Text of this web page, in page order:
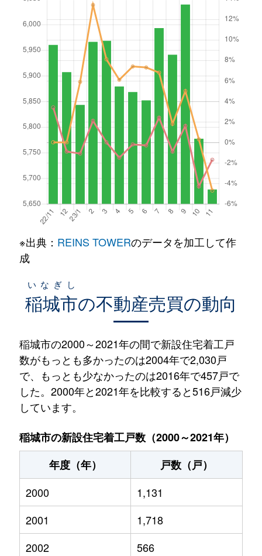
※出典： REINS TOWERのデータを加工して作
成
稲城市
いなぎし
の不動産売買の動向
稲城市の2000～2021年の間で新設住宅着工戸
数がもっとも多かったのは2004年で2,030戸
で、もっとも少なかったのは2016年で457戸で
した。2000年と2021年を比較すると516戸減少
しています。
稲城市の新設住宅着工戸数（2000～2021年）
年度（年）
戸数（戸）
2000
1,131
2001
1,718
2002
566